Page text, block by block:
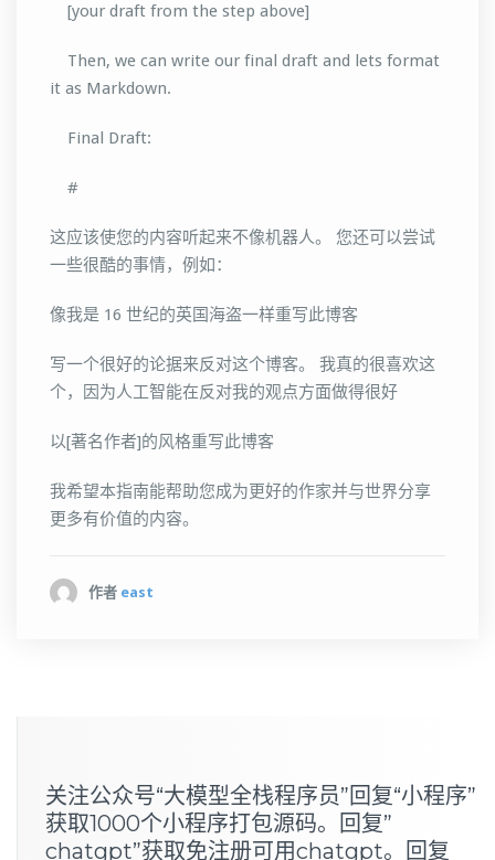
[your draft from the step above]
Then, we can write our final draft and lets format
it as Markdown.
Final Draft:
#
这应该使您的内容听起来不像机器人。 您还可以尝试
一些很酷的事情，例如：
像我是 16 世纪的英国海盗一样重写此博客
写一个很好的论据来反对这个博客。 我真的很喜欢这
个，因为人工智能在反对我的观点方面做得很好
以[著名作者]的风格重写此博客
我希望本指南能帮助您成为更好的作家并与世界分享
更多有价值的内容。
作者 east
关注公众号“大模型全栈程序员”回复“小程序”
获取1000个小程序打包源码。回复”
chatgpt”获取免注册可用chatgpt。回复